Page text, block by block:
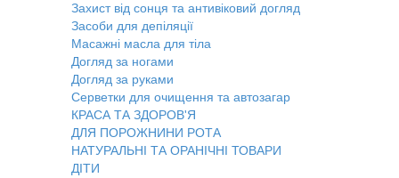
Захист від сонця та антивіковий догляд
Засоби для депіляції
Масажні масла для тіла
Догляд за ногами
Догляд за руками
Серветки для очищення та автозагар
КРАСА ТА ЗДОРОВ'Я
ДЛЯ ПОРОЖНИНИ РОТА
НАТУРАЛЬНІ ТА ОРАНІЧНІ ТОВАРИ
ДІТИ